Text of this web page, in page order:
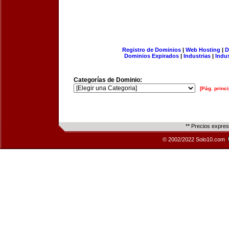
Registro de Dominios| Web Hosting |
Dominios Expirados | Industrias |
Categorías de Dominio:
[Pág.
** Precios
© 2002/2022 Solo10.com